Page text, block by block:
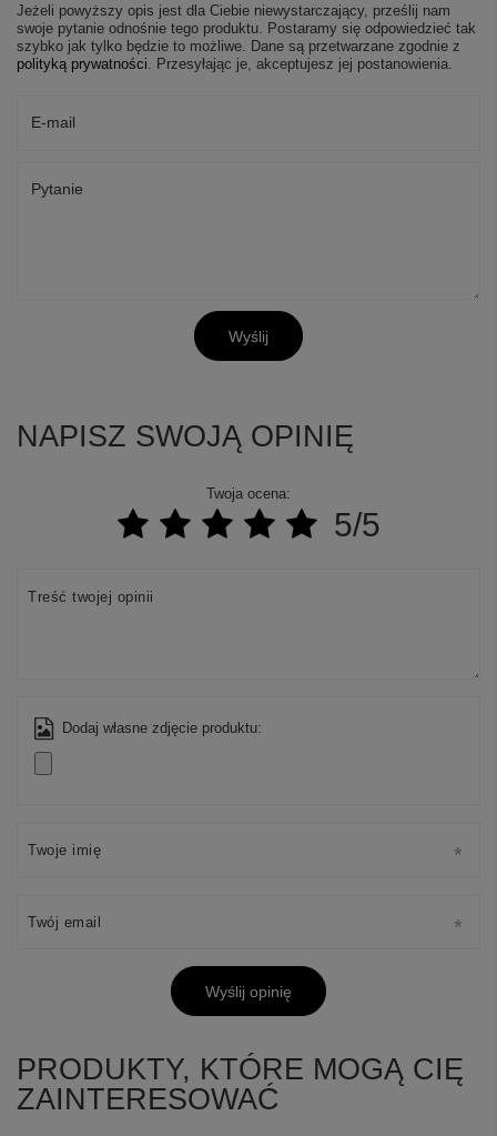
Jeżeli powyższy opis jest dla Ciebie niewystarczający, prześlij nam
swoje pytanie odnośnie tego produktu. Postaramy się odpowiedzieć tak
szybko jak tylko będzie to możliwe. Dane są przetwarzane zgodnie z
polityką prywatności. Przesyłając je, akceptujesz jej postanowienia.
E-mail
Pytanie
Wyślij
NAPISZ SWOJĄ OPINIĘ
Twoja ocena:
5/5
Treść twojej opinii
Dodaj własne zdjęcie produktu:
Twoje imię
Twój email
Wyślij opinię
PRODUKTY, KTÓRE MOGĄ CIĘ
ZAINTERESOWAĆ